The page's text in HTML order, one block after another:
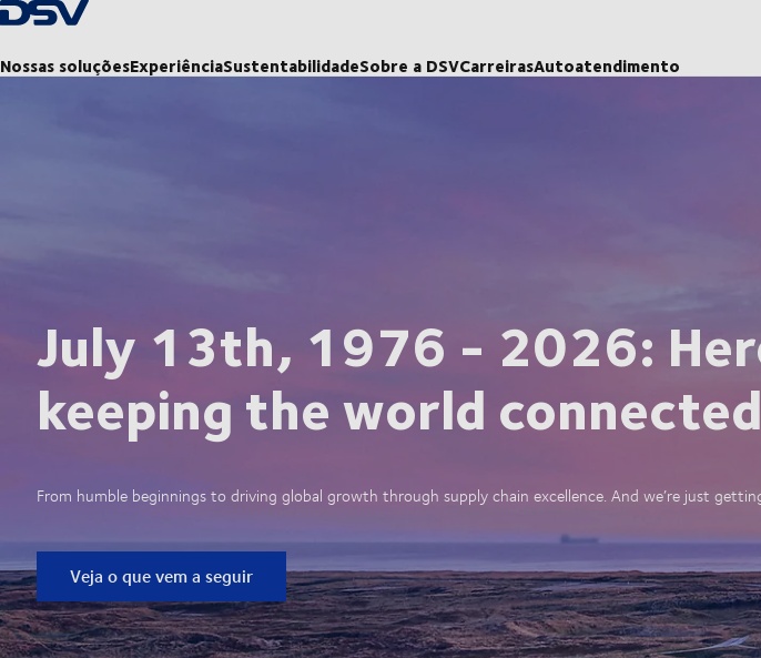
Voltar à página inicial
Nossas soluçõesExperiênciaSustentabilidadeSobre a DSVCarreirasAutoatendimento
July 13th, 1976 - 2026:
keeping the world connected
From humble beginnings to driving global growth through supply chain excellence. And we’re just
Veja o que vem a seguir